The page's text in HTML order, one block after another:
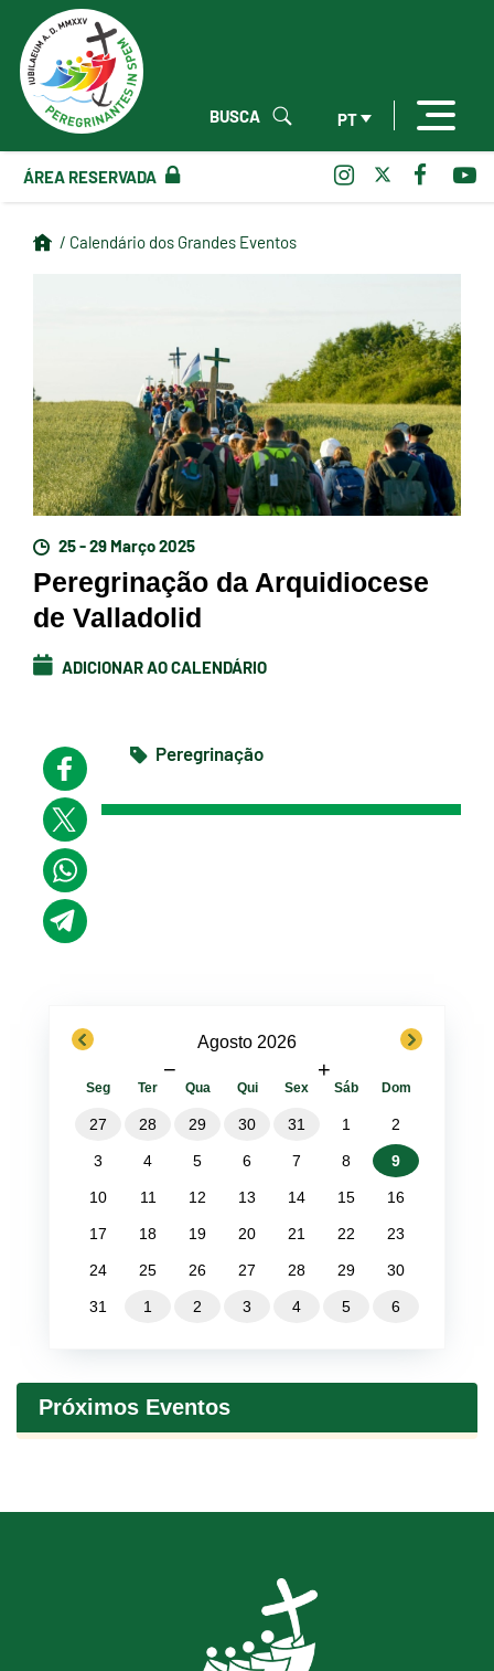
PT
BUSCA
ÁREA RESERVADA
/ Calendário dos Grandes Eventos
25 - 29 Março 2025
Peregrinação da Arquidiocese
de Valladolid
ADICIONAR AO CALENDÁRIO
Peregrinação
previous Agosto 2026
− +
next
Seg Ter Qua Qui Sex Sáb Dom
27 28 29 30 31 1 2
3 4 5 6 7 8 9
10 11 12 13 14 15 16
17 18 19 20 21 22 23
24 25 26 27 28 29 30
31 1 2 3 4 5 6
Próximos Eventos